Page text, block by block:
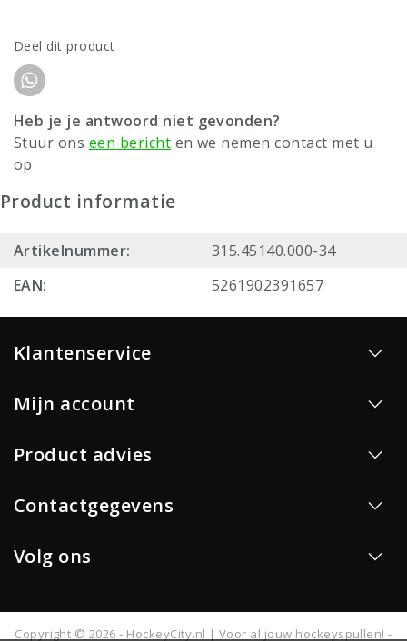
Deel dit product
Heb je je antwoord niet gevonden?
Stuur ons een bericht en we nemen contact met u
op
Product informatie
Artikelnummer:
315.45140.000-34
EAN:
5261902391657
Klantenservice
Mijn account
Product advies
Contactgegevens
Volg ons
Copyright © 2026 - HockeyCity.nl | Voor al jouw hockeyspullen! -